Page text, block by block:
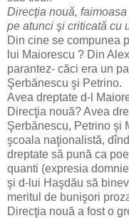
Direcţia nouă,
pe atunci şi criticată cu
Din cine se compunea
lui Maiorescu ? Din
parantez- căci era un
Şerbănescu şi Petrino.
Avea dreptate d-l
Direcţia nouă? Avea
Şerbănescu, Petrino şi
şcoala naţionalistă,
dreptate să pună ca
quanti (expresia
şi d-lui Haşdău să
meritul de bunişori
Direcţia nouă a fost o